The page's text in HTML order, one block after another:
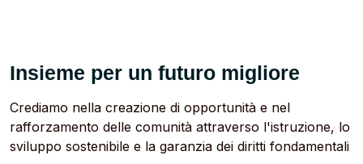
Insieme per un futuro migliore
Crediamo nella creazione di opportunità e nel
rafforzamento delle comunità attraverso l'istruzione, lo
sviluppo sostenibile e la garanzia dei diritti fondamentali